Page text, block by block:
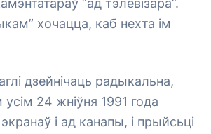
“ад тэлевізара”.
хочацца, каб нехта ім
дзейнічаць радыкальна,
24 жніўня 1991 года
і ад канапы, і прыйсьці